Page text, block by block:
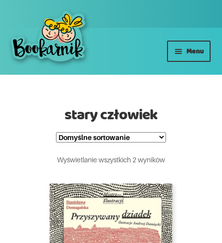
Menu
Książki
stary człowiek
Wyświetlanie wszystkich 2 wyników